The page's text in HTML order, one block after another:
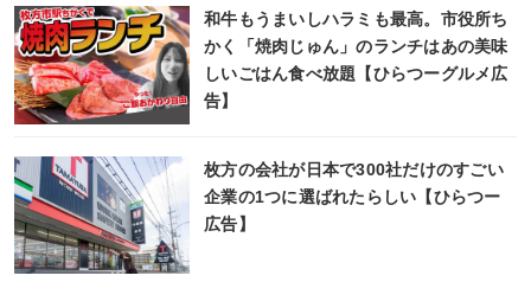
和牛もうまいしハラミも最高。市役所ち
かく「焼肉じゅん」のランチはあの美味
しいごはん食べ放題【ひらつーグルメ広
告】
枚方の会社が日本で300社だけのすごい
企業の1つに選ばれたらしい【ひらつー
広告】